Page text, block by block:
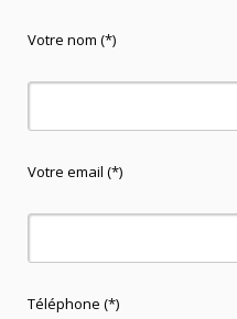
Votre nom (*)
Votre email (*)
Téléphone (*)